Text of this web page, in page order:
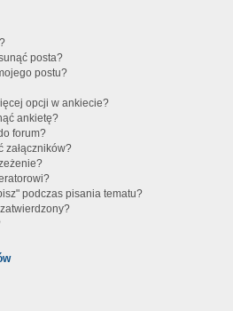
posta?
postu?
opcji w ankiecie?
ankietę?
forum?
załączników?
podczas pisania tematu?